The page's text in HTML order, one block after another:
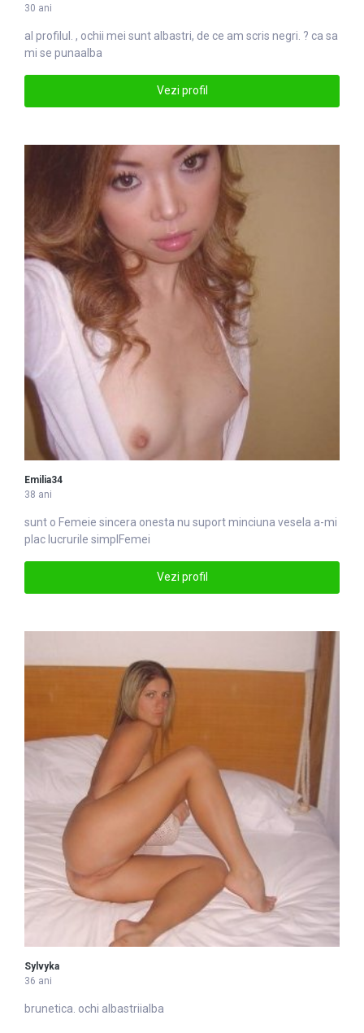
30 ani
al profilul. , ochii mei sunt albastri, de ce am scris negri. ? ca sa
mi se punaalba
Vezi profil
Emilia34
38 ani
sunt o Femeie sincera onesta nu suport minciuna vesela a-mi
plac lucrurile simplFemei
Vezi profil
Sylvyka
36 ani
brunetica. ochi albastriialba